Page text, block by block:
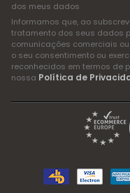
dos meus dados
Informamos que, ao
tratamento dos seus dados
comunicações comerciais
o seu consentimento ou
reconhecidos em termos de
nossa Política de